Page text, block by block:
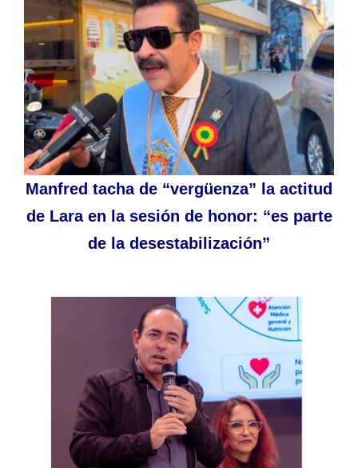
Manfred tacha de “vergüenza” la actitud
de Lara en la sesión de honor: “es parte
de la desestabilización”